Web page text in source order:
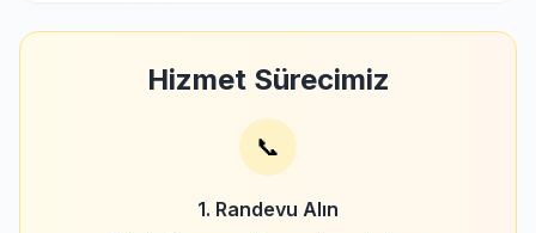
Hizmet Sürecimiz
📞
1. Randevu Alın